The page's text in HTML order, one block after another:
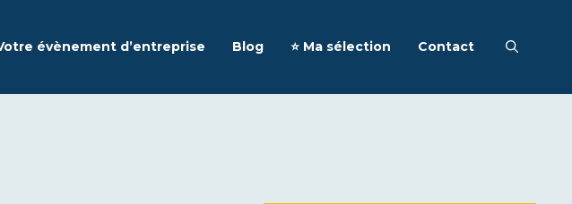
évènement d’entreprise Blog ⭐️ Ma sélection Contact